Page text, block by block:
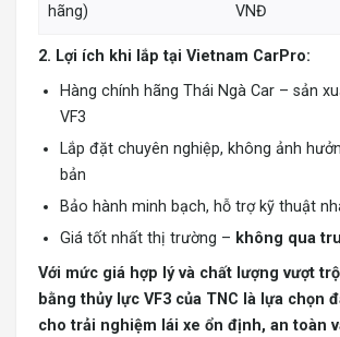
hãng)
VNĐ
2. Lợi ích khi lắp tại Vietnam CarPro:
Hàng chính hãng Thái Ngà Car – sản
VF3
Lắp đặt chuyên nghiệp, không ảnh
bản
Bảo hành minh bạch, hỗ trợ kỹ thuật
Giá tốt nhất thị trường – không qua
Với mức giá hợp lý và chất lượng vượt
bằng thủy lực VF3 của TNC là lựa chọn
cho trải nghiệm lái xe ổn định, an toàn